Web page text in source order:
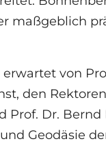
maßgeblich
von
den
Prof. Dr.
Geodäsie